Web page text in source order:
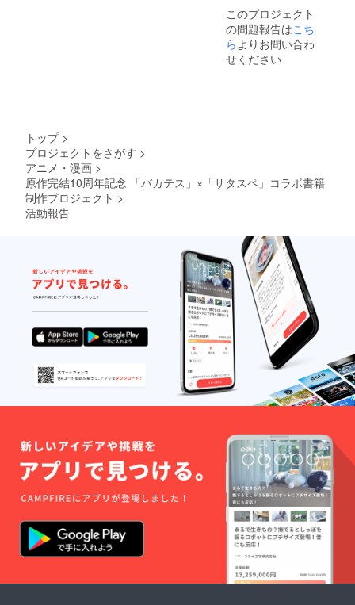
ジ本文
「返礼
商品詳
細説
明」を
【☆8】
を10文
字以内
で備考
欄に記
載くだ
さい。
本名、
ハンド
ル名ど
ちらで
も結構
です。
なお、
クレ
掲載を
希望さ
れない
場合は
備考欄
に「記
載不
要」と
ご記載
い。 ※
お支払
い金額
このプロジェクト
の問題報告はこち
らよりお問い合わ
せください
トップ >
プロジェクトをさがす >
アニメ・漫画 >
原作完結10周年記念 「バカテス」×「サタスペ」コラボ書籍
制作プロジェクト >
活動報告